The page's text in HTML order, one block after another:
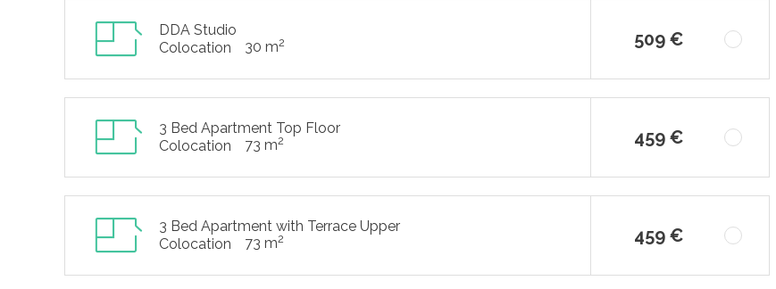
DDA Studio
Colocation
30 m2 509 €
3 Bed Apartment Top Floor
Colocation
73 m2 459 €
3 Bed Apartment with Terrace Upper
Colocation
73 m2 459 €